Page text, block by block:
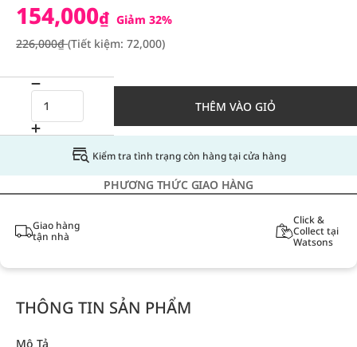
154,000₫ Giảm 32%
226,000₫(Tiết kiệm: 72,000)
THÊM VÀO GIỎ
Kiểm tra tình trạng còn hàng tại cửa hàng
PHƯƠNG THỨC GIAO HÀNG
Giao hàng
tận nhà
Click &
Collect tại
Watsons
THÔNG TIN SẢN PHẨM
Mô Tả